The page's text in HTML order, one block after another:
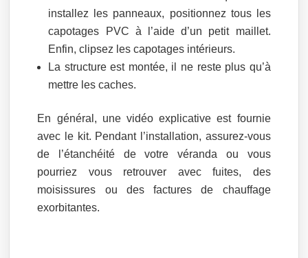
installez les panneaux, positionnez tous les
capotages PVC à l’aide d’un petit maillet.
Enfin, clipsez les capotages intérieurs.
La structure est montée, il ne reste plus qu’à
mettre les caches.
En général, une vidéo explicative est fournie
avec le kit. Pendant l’installation, assurez-vous
de l’étanchéité de votre véranda ou vous
pourriez vous retrouver avec fuites, des
moisissures ou des factures de chauffage
exorbitantes.